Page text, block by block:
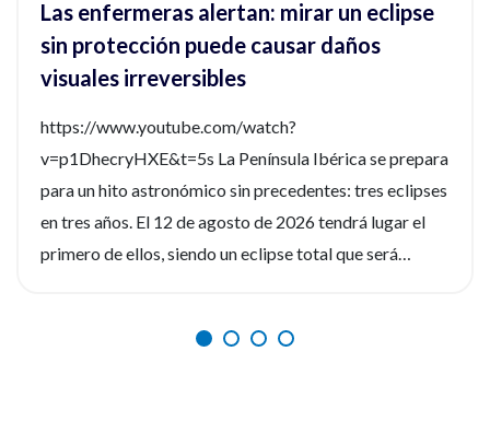
Las enfermeras alertan: mirar un eclipse
sin protección puede causar daños
visuales irreversibles
https://www.youtube.com/watch?
v=p1DhecryHXE&t=5s La Península Ibérica se prepara
para un hito astronómico sin precedentes: tres eclipses
en tres años. El 12 de agosto de 2026 tendrá lugar el
primero de ellos, siendo un eclipse total que será
estos eventos será fascinante, pero la seguridad visual